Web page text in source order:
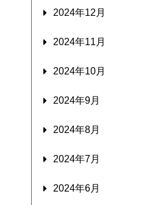
2024年12月
2024年11月
2024年10月
2024年9月
2024年8月
2024年7月
2024年6月